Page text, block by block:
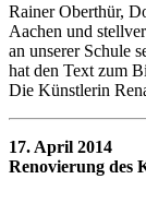
Rainer Oberthür,
Aachen und
an unserer Schule
hat den Text zum
Die Künstlerin
17. April 2014
Renovierung des